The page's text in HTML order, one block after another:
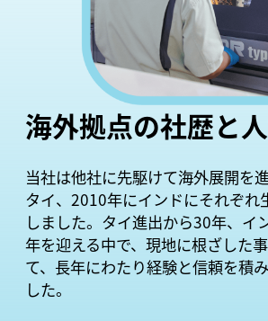
海外拠点の社歴と
当社は他社に先駆けて海外展開を
タイ、2010年にインドにそれぞれ
しました。タイ進出から30年、イ
年を迎える中で、現地に根ざした
て、長年にわたり経験と信頼を積
した。